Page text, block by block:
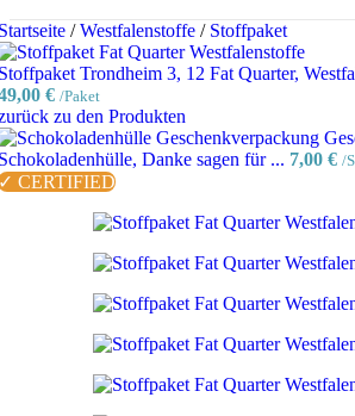
/ Westfalenstoffe / Stoffpaket
Trondheim 3, 12 Fat Quarter,
€ /Paket
zu den Produkten
Danke sagen für ... 7,00 € /
CERTIFIED